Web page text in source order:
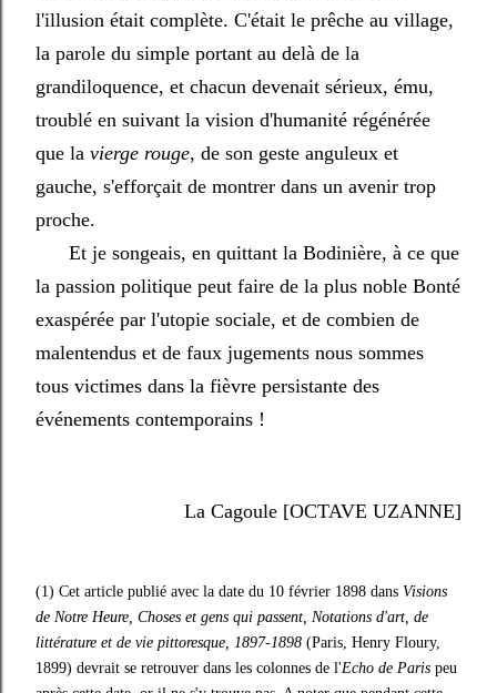
l'illusion était complète. C'était le prêche au village,
la parole du simple portant au delà de la
grandiloquence, et chacun devenait sérieux, ému,
troublé en suivant la vision d'humanité régénérée
que la vierge rouge, de son geste anguleux et
gauche, s'efforçait de montrer dans un avenir trop
proche.
Et je songeais, en quittant la Bodinière, à ce que
la passion politique peut faire de la plus noble Bonté
exaspérée par l'utopie sociale, et de combien de
malentendus et de faux jugements nous sommes
tous victimes dans la fièvre persistante des
événements contemporains !
La Cagoule [OCTAVE UZANNE]
(1) Cet article publié avec la date du 10 février 1898 dans Visions
de Notre Heure, Choses et gens qui passent, Notations d'art, de
littérature et de vie pittoresque, 1897-1898 (Paris, Henry Floury,
1899) devrait se retrouver dans les colonnes de l'Echo de Paris peu